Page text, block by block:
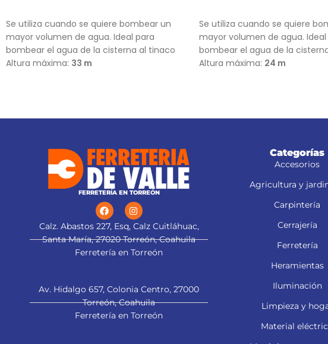
Se utiliza cuando se quiere bombear un
mayor volumen de agua. Ideal para
bombear el agua de la cisterna al tinaco
Altura máxima: 33 m
Se utiliza cuando se quiere
mayor volumen de agua. Ideal
bombear el agua de la
Altura máxima: 24 m
FERRETERÍA EN TORREÓN
Calz. Abastos 227, Esq, Calz Cuitláhuac,
Santa María, 27020 Torreón, Coahuila
Ferretería en Torreón
Av. Hidalgo 657, Colonia Centro, 27000
Torreón, Coahuila
Ferretería en Torreón
Categorías
Accesorios
Agricultura y
Carpintería
Cerrajería
Ferretería
Heramientas
Iluminación
Limpieza y
Material